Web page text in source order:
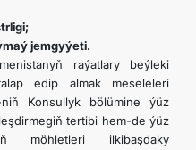
jemgyýeti.
raýatlary beýleki
edip almak meseleleri
niň Konsullyk bölümine ýüz
tertibi hem-de ýüz
möhletleri ilkibaşdaky